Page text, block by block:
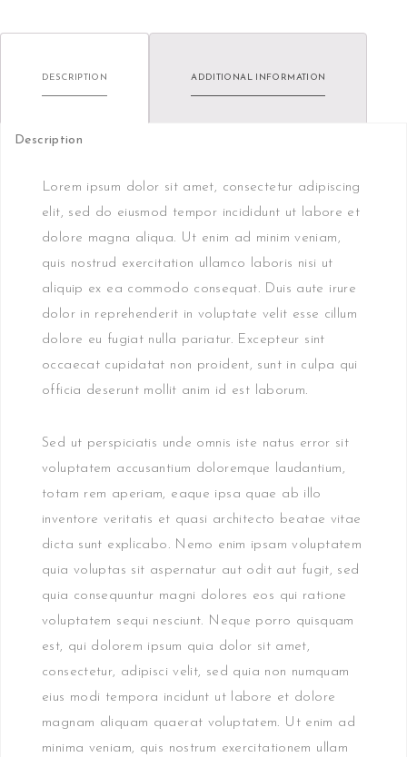
DESCRIPTION ADDITIONAL INFORMATION
Description
Lorem ipsum dolor sit amet, consectetur adipiscing
elit, sed do eiusmod tempor incididunt ut labore et
dolore magna aliqua. Ut enim ad minim veniam,
quis nostrud exercitation ullamco laboris nisi ut
aliquip ex ea commodo consequat. Duis aute irure
dolor in reprehenderit in voluptate velit esse cillum
dolore eu fugiat nulla pariatur. Excepteur sint
occaecat cupidatat non proident, sunt in culpa qui
officia deserunt mollit anim id est laborum.
Sed ut perspiciatis unde omnis iste natus error sit
voluptatem accusantium doloremque laudantium,
totam rem aperiam, eaque ipsa quae ab illo
inventore veritatis et quasi architecto beatae vitae
dicta sunt explicabo. Nemo enim ipsam voluptatem
quia voluptas sit aspernatur aut odit aut fugit, sed
quia consequuntur magni dolores eos qui ratione
voluptatem sequi nesciunt. Neque porro quisquam
est, qui dolorem ipsum quia dolor sit amet,
consectetur, adipisci velit, sed quia non numquam
eius modi tempora incidunt ut labore et dolore
magnam aliquam quaerat voluptatem. Ut enim ad
minima veniam, quis nostrum exercitationem ullam